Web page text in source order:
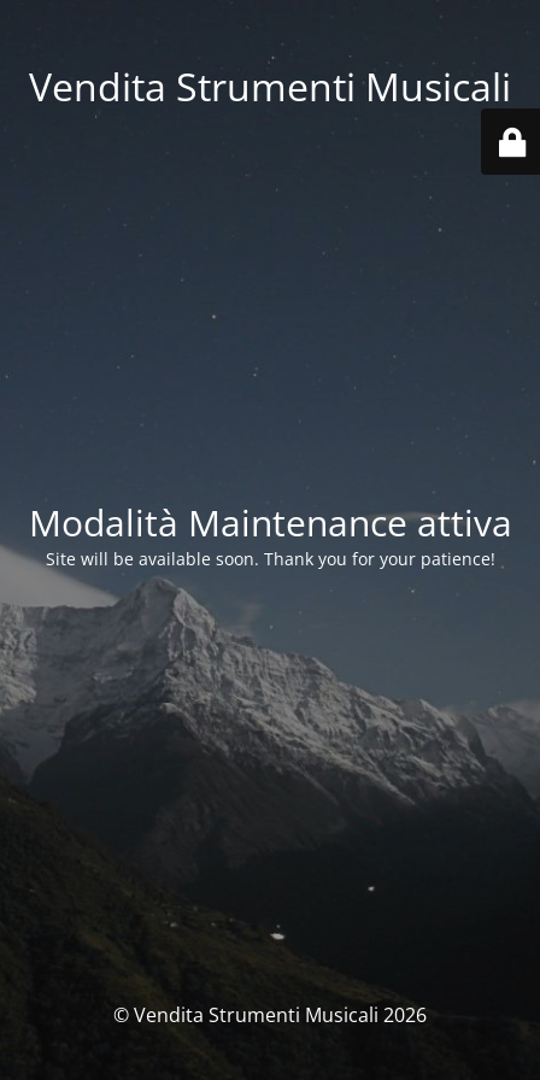
Vendita Strumenti Musicali
Modalità Maintenance attiva
Site will be available soon. Thank you for your patience!
© Vendita Strumenti Musicali 2026